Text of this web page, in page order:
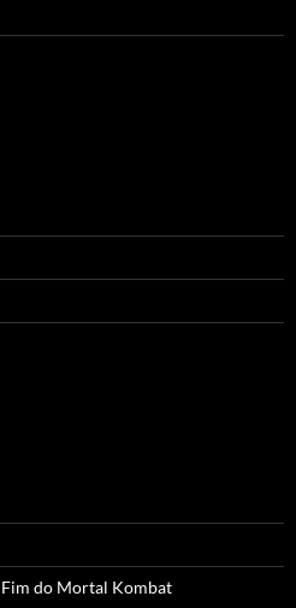
do Mortal Kombat